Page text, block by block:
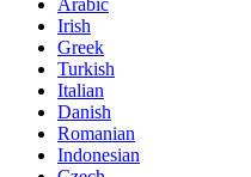
Irish
Greek
Turkish
Italian
Danish
Romanian
Indonesian